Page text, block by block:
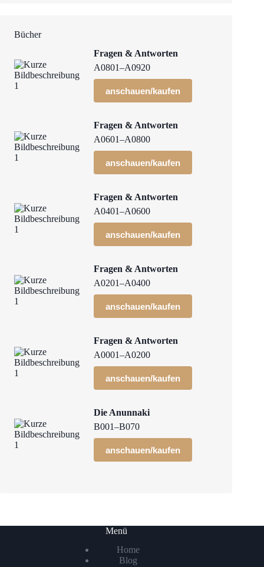
Bücher
Fragen & Antworten
A0801–A0920
anschauen/kaufen
Fragen & Antworten
A0601–A0800
anschauen/kaufen
Fragen & Antworten
A0401–A0600
anschauen/kaufen
Fragen & Antworten
A0201–A0400
anschauen/kaufen
Fragen & Antworten
A0001–A0200
anschauen/kaufen
Die Anunnaki
B001–B070
anschauen/kaufen
Menü
Home
Blog